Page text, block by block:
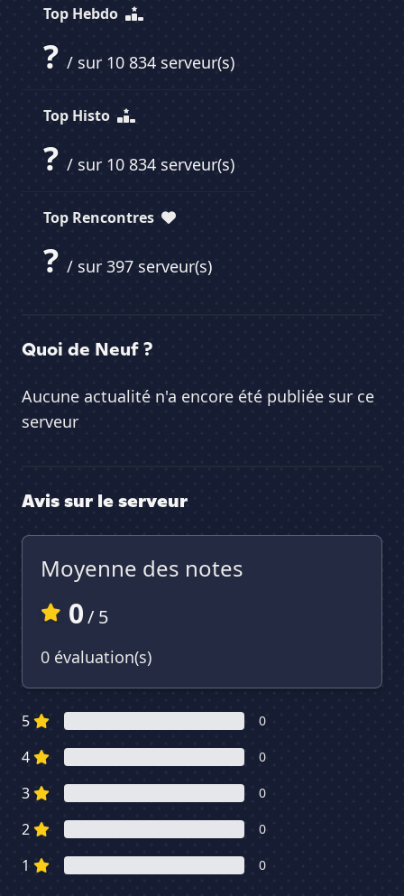
Top Hebdo
? / sur 10 834 serveur(s)
Top Histo
? / sur 10 834 serveur(s)
Top Rencontres
? / sur 397 serveur(s)
Quoi de Neuf ?
Aucune actualité n'a encore été publiée sur ce
serveur
Avis sur le serveur
Moyenne des notes
0/ 5
0 évaluation(s)
5 0
4 0
3 0
2 0
1 0